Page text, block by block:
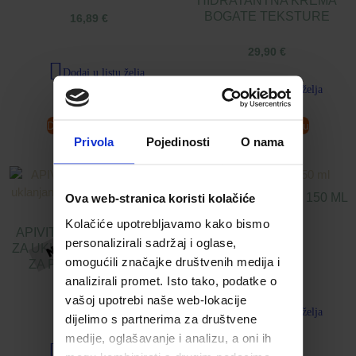
Privola Pojedinosti O nama
Ova web-stranica koristi kolačiće
Kolačiće upotrebljavamo kako bismo
personalizirali sadržaj i oglase,
omogućili značajke društvenih medija i
analizirali promet. Isto tako, podatke o
vašoj upotrebi naše web-lokacije
dijelimo s partnerima za društvene
medije, oglašavanje i analizu, a oni ih
16,89 €
Dodaj u listu želja
Dodaj u košaricu
BOGATE TEKSTURE
29,90 €
Dodaj u listu želja
Dodaj u košaricu
APIVITA NJEŽNI ČISTAČ
ZA UKLANJANJE ŠMINKE
ZA PODRUČJE OKO
OČIJU
12,42€
IRIX FORTE SPREJ 150 ML
Dodaj u listu želja